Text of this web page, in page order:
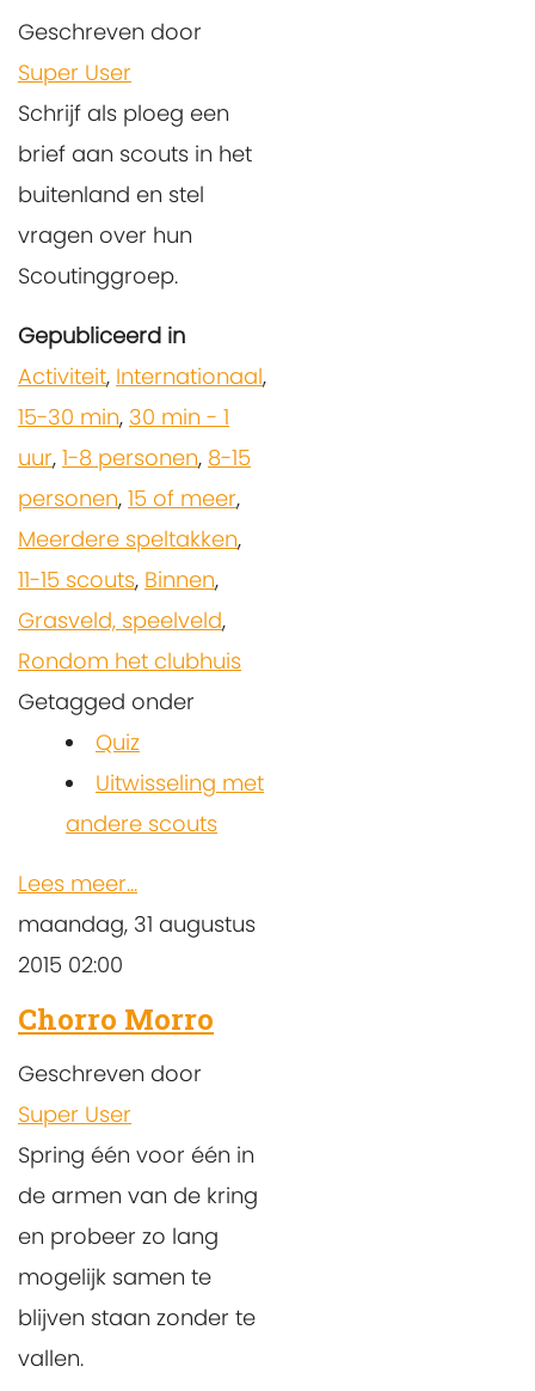
Geschreven door
Super User
Schrijf als ploeg een
brief aan scouts in het
buitenland en stel
vragen over hun
Scoutinggroep.
Gepubliceerd in
Activiteit, Internationaal,
15-30 min, 30 min - 1
uur, 1-8 personen, 8-15
personen, 15 of meer,
Meerdere speltakken,
11-15 scouts, Binnen,
Grasveld, speelveld,
Rondom het clubhuis
Getagged onder
Quiz
Uitwisseling met
andere scouts
Lees meer...
maandag, 31 augustus
2015 02:00
Chorro Morro
Geschreven door
Super User
Spring één voor één in
de armen van de kring
en probeer zo lang
mogelijk samen te
blijven staan zonder te
vallen.